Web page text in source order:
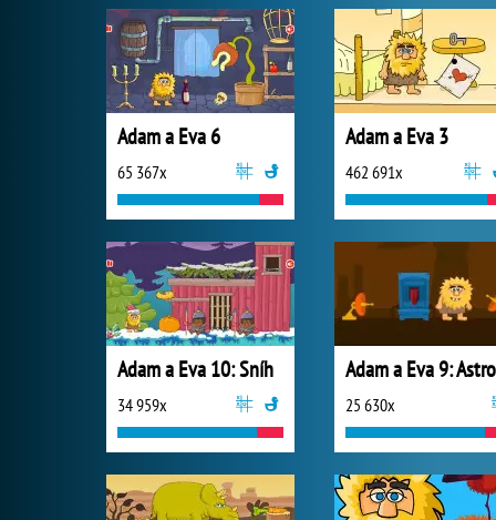
Adam a Eva 6
65 367x
Adam a Eva 3
462 691x
Adam a Eva 10: Sníh
34 959x 25 630x